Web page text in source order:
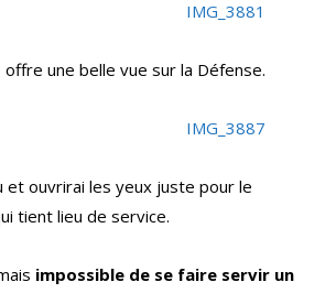
offre une belle vue sur la Défense.
et ouvrirai les yeux juste pour le
tient lieu de service.
impossible de se faire servir un